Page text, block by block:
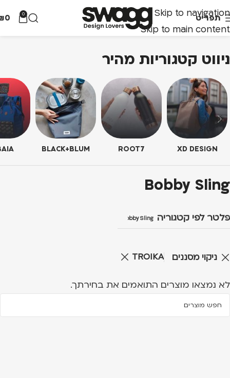
Skip to navigation
Skip to main content
תפריט 0
0
ניווט קטגוריות מהיר
XD DESIGN
ROOT7
BLACK+BLUM
Bobby Sling
פלטר לפי קטגוריה Bobby Sling
ניקוי מסננים TROIKA
לא נמצאו מוצרים התואמים את בחירתך.